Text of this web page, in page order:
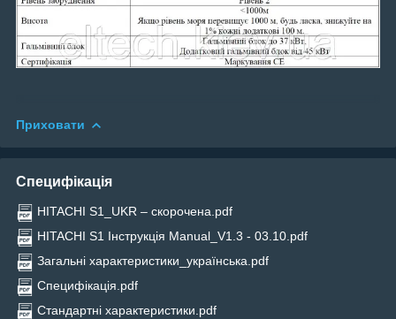
Приховати
Специфікація
HITACHI S1_UKR – скорочена.pdf
HITACHI S1 Інструкція Manual_V1.3 - 03.10.pdf
Загальні характеристики_українська.pdf
Специфікація.pdf
Стандартні характеристики.pdf